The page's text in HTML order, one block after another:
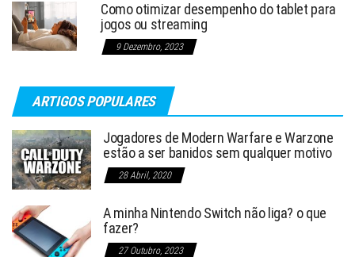
Como otimizar desempenho do tablet para
jogos ou streaming
9 Dezembro, 2023
ARTIGOS POPULARES
Jogadores de Modern Warfare e Warzone
estão a ser banidos sem qualquer motivo
28 Abril, 2020
A minha Nintendo Switch não liga? o que
fazer?
27 Outubro, 2023